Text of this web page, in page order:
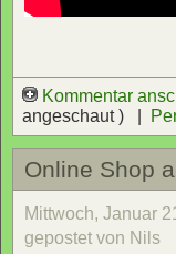
Kommentar
angeschaut ) |
Online Shop
Mittwoch, Januar
gepostet von Nils